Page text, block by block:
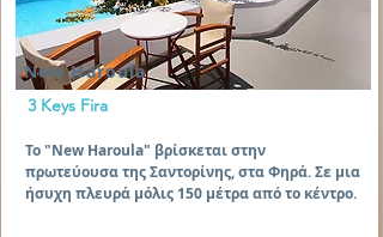
New Haroula
3 Keys Fira
Το "New Haroula" βρίσκεται στην
πρωτεύουσα της Σαντορίνης, στα Φηρά. Σε μια
ήσυχη πλευρά μόλις 150 μέτρα από το κέντρο.